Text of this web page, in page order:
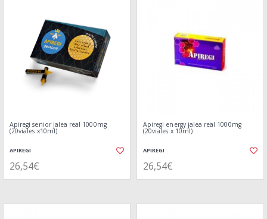
Apiregi senior jalea real 1000mg
(20viales x10ml)
APIREGI
26,54€
Apiregi energy jalea real 1000mg
(20viales x 10ml)
APIREGI
26,54€